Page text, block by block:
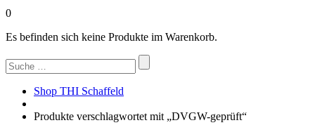
0
Es befinden sich keine Produkte im Warenkorb.
Suchen
nach:
Shop THI Schaffeld
Produkte verschlagwortet mit „DVGW-geprüft“